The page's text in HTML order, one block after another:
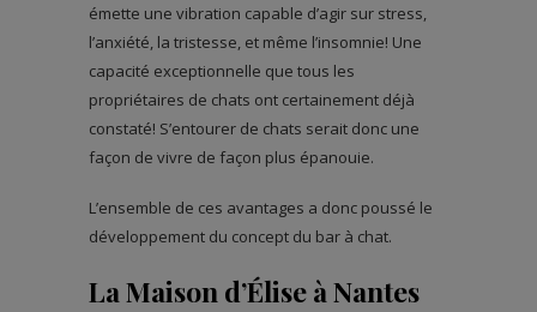
émette une vibration capable d’agir sur stress,
l’anxiété, la tristesse, et même l’insomnie! Une
capacité exceptionnelle que tous les
propriétaires de chats ont certainement déjà
constaté! S’entourer de chats serait donc une
façon de vivre de façon plus épanouie.
L’ensemble de ces avantages a donc poussé le
développement du concept du bar à chat.
La Maison d’Élise à Nantes